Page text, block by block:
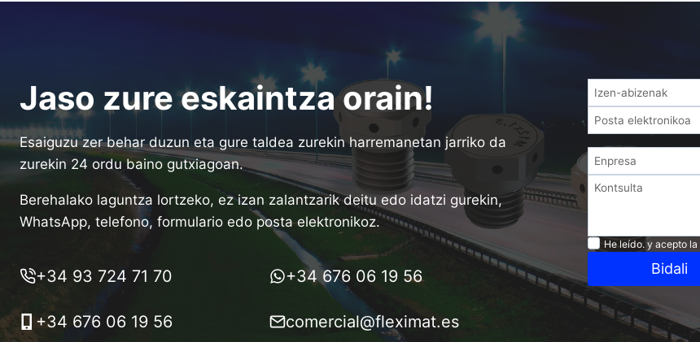
Jaso zure eskaintza orain!
Esaiguzu zer behar duzun eta gure taldea zurekin harremanetan jarriko da
zurekin 24 ordu baino gutxiagoan.
Berehalako laguntza lortzeko, ez izan zalantzarik deitu edo idatzi gurekin,
WhatsApp, telefono, formulario edo posta elektronikoz.
+34 93 724 71 70 +34 676 06 19 56
+34 676 06 19 56 comercial@fleximat.es
Privacidad
He leído. y acepto la
Bidali